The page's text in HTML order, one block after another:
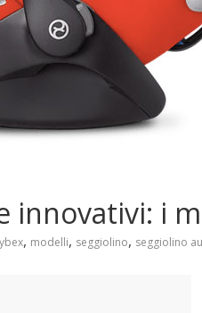
innovativi: i
, modelli, seggiolino, seggiolino